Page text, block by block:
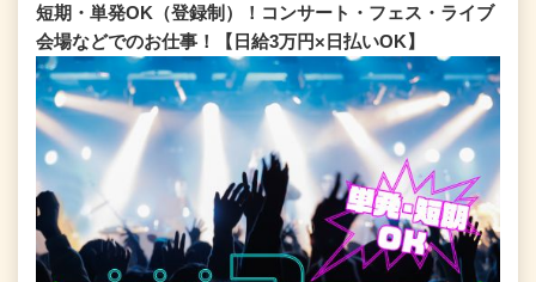
短期・単発OK（登録制）！コンサート・フェス・ライブ
会場などでのお仕事！【日給3万円×日払いOK】